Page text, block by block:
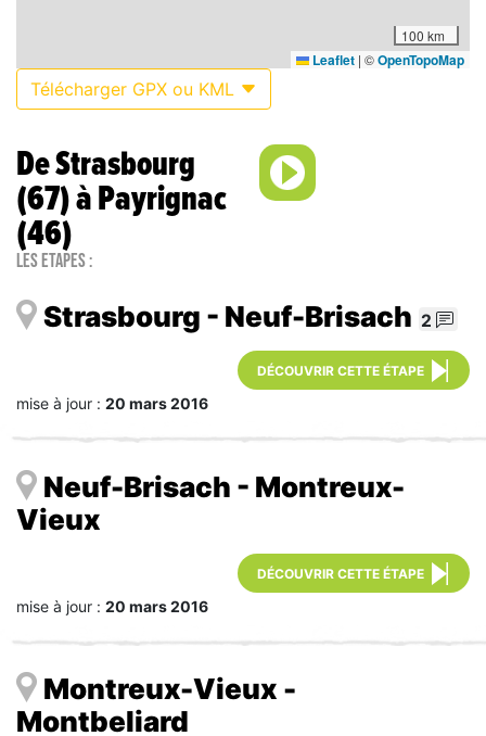
100 km
Leaflet | ©OpenTopoMap
Télécharger GPX ou KML
De Strasbourg
(67) à Payrignac
(46)
Les étapes :
Strasbourg - Neuf-Brisach 2
DÉCOUVRIR CETTE ÉTAPE
mise à jour : 20 mars 2016
Neuf-Brisach - Montreux-
Vieux
DÉCOUVRIR CETTE ÉTAPE
mise à jour : 20 mars 2016
Montreux-Vieux -
Montbeliard